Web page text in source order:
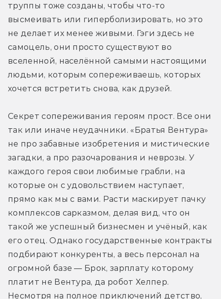
труппы тоже созданы, чтобы что-то
высмеивать или гиперболизировать, но это
не делает их менее живыми. Гэги здесь не
самоцель, они просто существуют во
вселенной, населённой самыми настоящими
людьми, которым сопереживаешь, которых
хочется встретить снова, как друзей.
Секрет сопереживания героям прост. Все они
так или иначе неудачники. «Братья Вентура»
не про забавные изобретения и мистические
загадки, а про разочарования и неврозы. У
каждого героя свои любимые грабли, на
которые он с удовольствием наступает,
прямо как мы с вами. Расти маскирует пачку
комплексов сарказмом, делая вид, что он
такой же успешный бизнесмен и учёный, как
его отец. Однако государственные контракты
подбирают конкуренты, а весь персонал на
огромной базе — Брок, зарплату которому
платит не Вентура, да робот Хелпер.
Несмотря на полное приключений детство,